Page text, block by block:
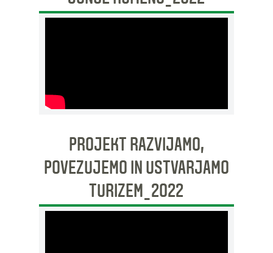
PROJEKT RAZVIJAMO,
POVEZUJEMO IN USTVARJAMO
TURIZEM_2022